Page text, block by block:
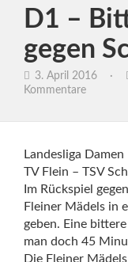
D1 –
gegen
3. April 2016 ·
Kommentare
Landesliga Damen
TV Flein – TSV
Im Rückspiel
Fleiner Mädels in
geben. Eine
man doch 45
Die Fleiner